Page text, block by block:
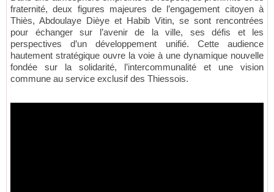
fraternité, deux figures majeures de l’engagement citoyen à
Thiès, Abdoulaye Dièye et Habib Vitin, se sont rencontrées
pour échanger sur l’avenir de la ville, ses défis et les
perspectives d’un développement unifié. Cette audience
hautement stratégique ouvre la voie à une dynamique nouvelle
fondée sur la solidarité, l’intercommunalité et une vision
commune au service exclusif des Thiessois.